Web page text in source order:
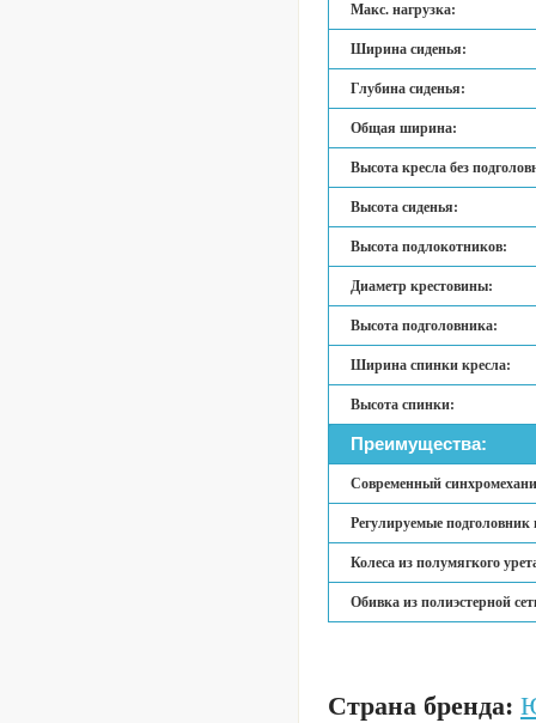
Макс. нагрузка:
Ширина сиденья:
Глубина сиденья:
Общая ширина:
Высота кресла без
Высота сиденья:
Высота подлокотников:
Диаметр крестовины:
Высота подголовника:
Ширина спинки кресла:
Высота спинки:
Преимущества:
Современный
Регулируемые
Колеса из полумягкого
Обивка из полиэстерной
Страна бренда: